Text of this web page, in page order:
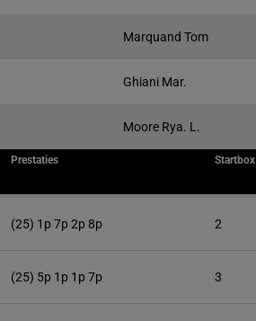
Marquand Tom
Ghiani Mar.
Moore Rya. L.
Prestaties Startbox
(25) 1p 7p 2p 8p 2
(25) 5p 1p 1p 7p 3